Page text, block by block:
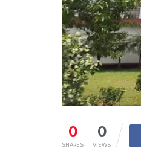
0
SHARES 0
VIEWS